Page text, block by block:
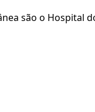
são o Hospital